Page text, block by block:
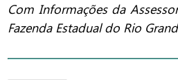
Com Informações da
Fazenda Estadual do Rio